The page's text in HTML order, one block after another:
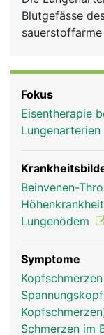
News
Rubriken
Blutgefässe
normalerweise
Fokus
Eisentherapie
Lungenarterien
Beinvenen-
Lungenödem
Symptome
Schmerzen im